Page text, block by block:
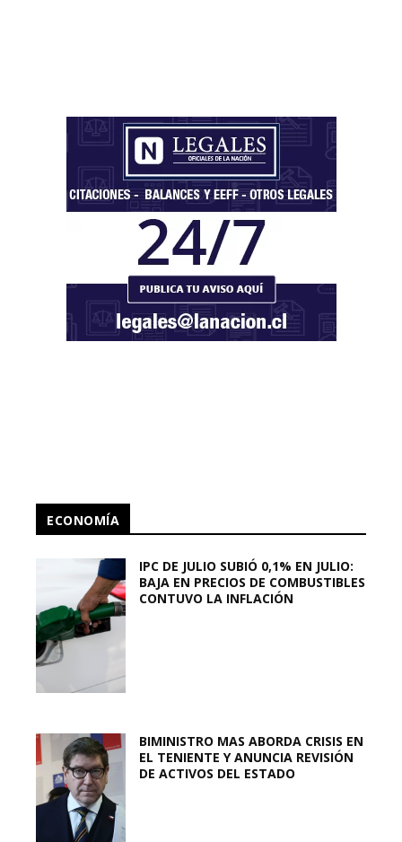
ECONOMÍA
IPC DE JULIO SUBIÓ 0,1% EN JULIO:
BAJA EN PRECIOS DE COMBUSTIBLES
CONTUVO LA INFLACIÓN
BIMINISTRO MAS ABORDA CRISIS EN
EL TENIENTE Y ANUNCIA REVISIÓN
DE ACTIVOS DEL ESTADO